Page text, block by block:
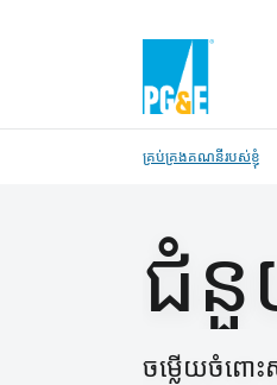
គ្រប់គ្រងគណនីរបស់ខ្ញុំ
ជំនួ
ចម្លើយចំពោ